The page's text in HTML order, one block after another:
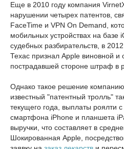
Еще в 2010 году компания
нарушении четырех патентов,
FaceTime и VPN On Demand,
мобильных устройствах на базе
судебных разбирательств, в
Техас признал Apple виновной и
пострадавшей стороне штраф в
Однако такое решение
известный "патентный тролль"
текущего года, выплаты роялти
смартфона iPhone и планшета
выручки, что составляет в
Шокированная Apple,